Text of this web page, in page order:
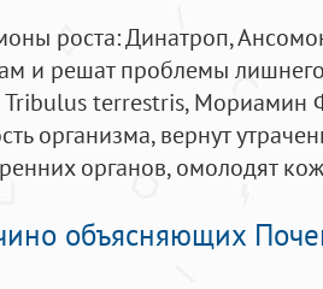
роста: Динатроп,
и решат проблемы
Tribulus terrestris, Мориамин
организма, вернут
органов, омолодят
объясняющих